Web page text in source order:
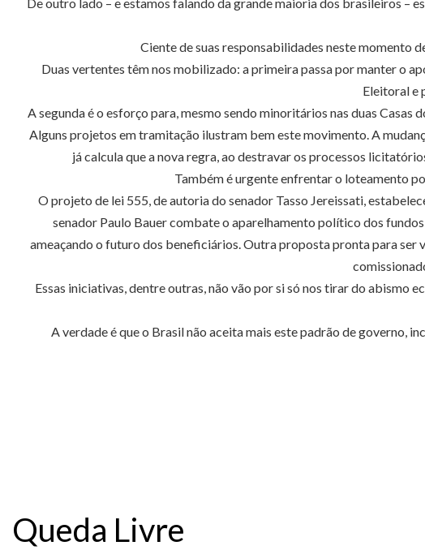
Ciente de suas responsabilidades neste momento
Duas vertentes têm nos mobilizado: a primeira passa por manter o
Eleitoral e
A segunda é o esforço para, mesmo sendo minoritários nas duas
Alguns projetos em tramitação ilustram bem este movimento. A
já calcula que a nova regra, ao destravar os processos
Também é urgente enfrentar o loteamento
O projeto de lei 555, de autoria do senador Tasso Jereissati,
senador Paulo Bauer combate o aparelhamento político dos
ameaçando o futuro dos beneficiários. Outra proposta pronta para ser
Essas iniciativas, dentre outras, não vão por si só nos tirar do abismo
A verdade é que o Brasil não aceita mais este padrão de governo,
Queda Livre